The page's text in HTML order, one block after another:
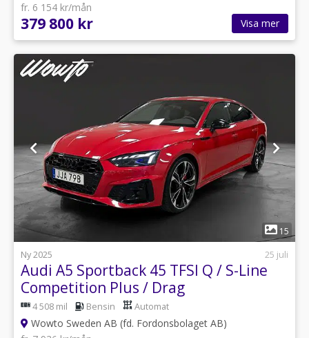
fr. 6 154 kr/mån
379 800 kr Visa mer
15
Ny 2025
25 juli
Audi A5 Sportback 45 TFSI Q / S-Line
Competition Plus / Drag
4 508 mil Bensin Automat
Wowto Sweden AB (fd. Fordonsbolaget AB)